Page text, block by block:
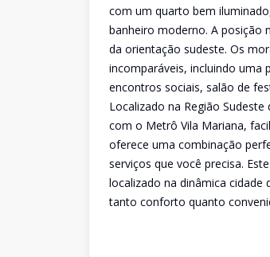
com um quarto bem
banheiro moderno. A posição
da orientação sudeste. Os
incomparáveis, incluindo uma
encontros sociais, salão de
Localizado na Região
com o Metrô Vila Mariana,
oferece uma combinação
serviços que você precisa.
localizado na dinâmica
tanto conforto quanto